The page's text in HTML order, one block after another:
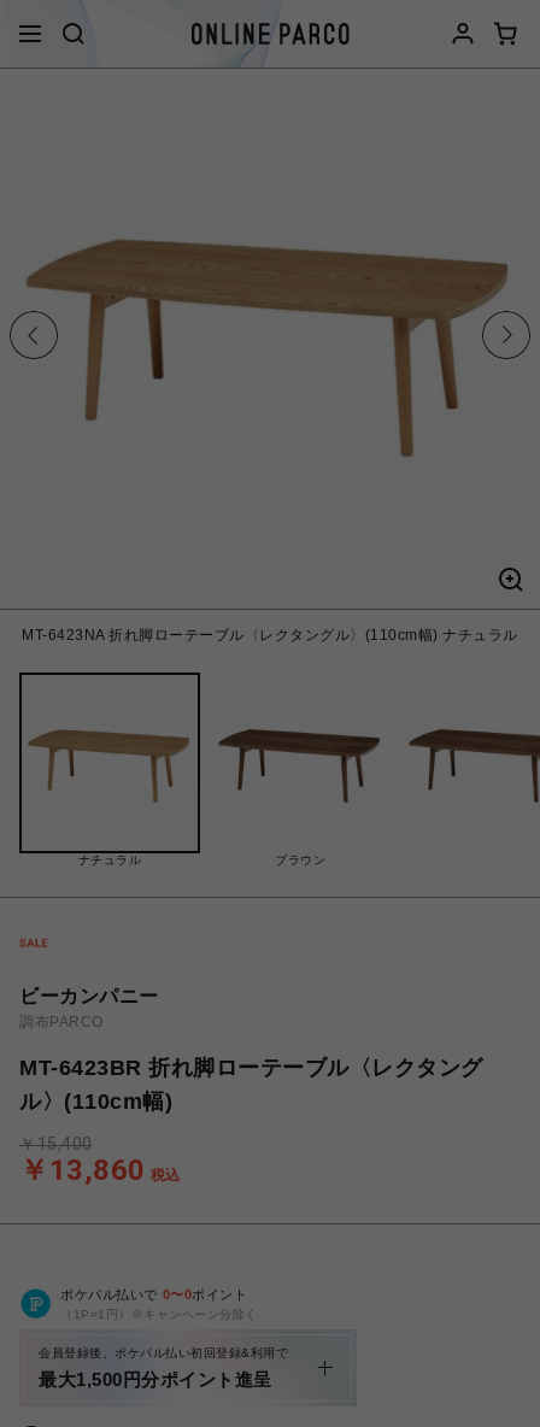
MT-6423NA 折れ脚ローテーブル〈レクタングル〉(110cm幅) ナチュラル
ナチュラル ブラウン
ビーカンパニー
調布PARCO
MT-6423BR 折れ脚ローテーブル〈レクタング
ル〉(110cm幅)
￥13,860 税込
￥15,400
ポケパル払いで 0〜0ポイント
（1P=1円）※キャンペーン分除く
会員登録後、ポケパル払い初回登録&利用で
最大1,500円分ポイント進呈